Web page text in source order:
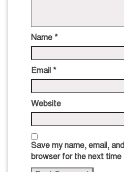
Name *
Email *
Website
Save my name, email,
browser for the next time